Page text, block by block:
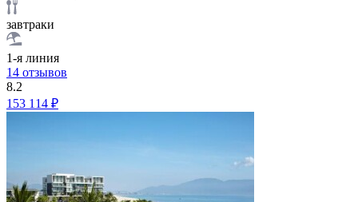
завтраки
1-я линия
14 отзывов
8.2
153 114 ₽